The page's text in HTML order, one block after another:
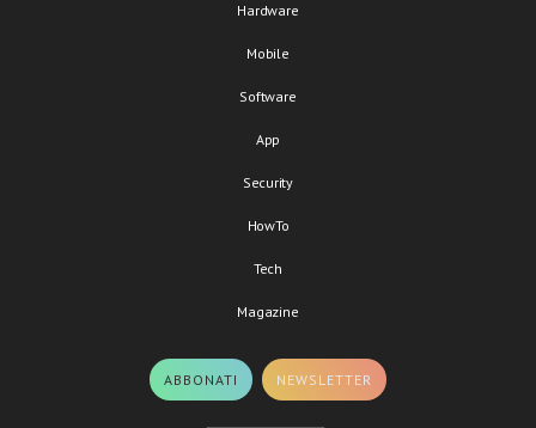
Hardware
Mobile
Software
App
Security
HowTo
Tech
Magazine
ABBONATI NEWSLETTER